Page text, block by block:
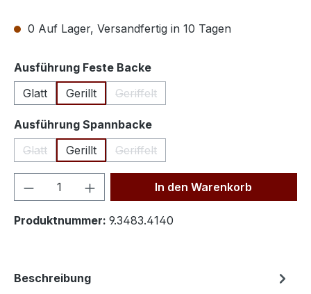
0 Auf Lager, Versandfertig in 10 Tagen
Ausführung Feste Backeauswählen
Glatt
Gerillt Geriffelt
(Diese Option ist zurzeit nicht
Ausführung Spannbackeauswählen
Glatt
(Diese Option ist zurzeit nicht verfügbar.)
Gerillt Geriffelt
(Diese Option ist zurzeit nicht
Produkt Anzahl: Gib denIn den Warenkorb
Produktnummer: 9.3483.4140
Beschreibung